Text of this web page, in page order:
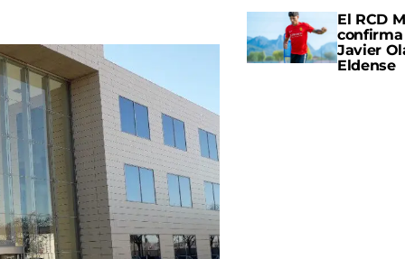
El RCD
confirma
Javier
Eldense